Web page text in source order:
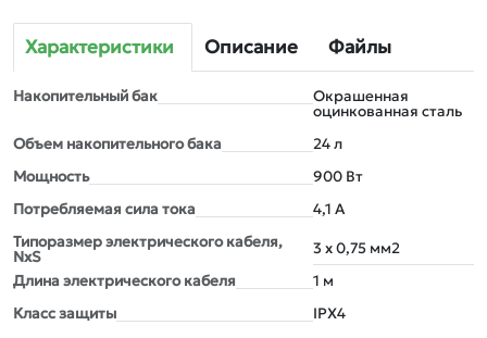
Характеристики Описание Файлы
Накопительный бак
Окрашенная
оцинкованная сталь
Объем накопительного бака
24 л
Мощность
900 Вт
Потребляемая сила тока
4,1 А
Типоразмер электрического кабеля,
NxS
3 x 0,75 мм2
Длина электрического кабеля
1 м
Класс защиты
IPX4